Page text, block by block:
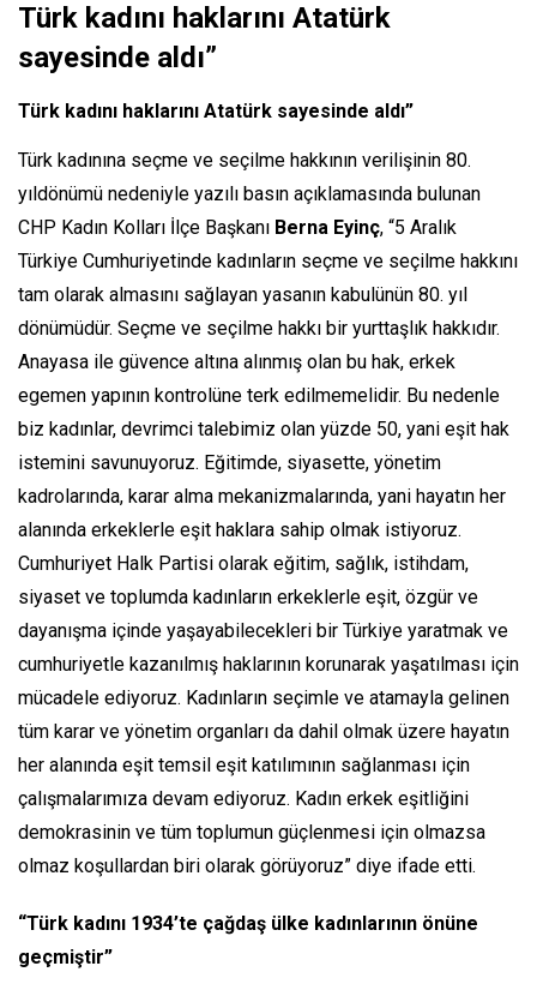
Türk kadını haklarını Atatürk
sayesinde aldı”
Türk kadını haklarını Atatürk sayesinde aldı”
Türk kadınına seçme ve seçilme hakkının verilişinin 80.
yıldönümü nedeniyle yazılı basın açıklamasında bulunan
CHP Kadın Kolları İlçe Başkanı Berna Eyinç, “5 Aralık
Türkiye Cumhuriyetinde kadınların seçme ve seçilme hakkını
tam olarak almasını sağlayan yasanın kabulünün 80. yıl
dönümüdür. Seçme ve seçilme hakkı bir yurttaşlık hakkıdır.
Anayasa ile güvence altına alınmış olan bu hak, erkek
egemen yapının kontrolüne terk edilmemelidir. Bu nedenle
biz kadınlar, devrimci talebimiz olan yüzde 50, yani eşit hak
istemini savunuyoruz. Eğitimde, siyasette, yönetim
kadrolarında, karar alma mekanizmalarında, yani hayatın her
alanında erkeklerle eşit haklara sahip olmak istiyoruz.
Cumhuriyet Halk Partisi olarak eğitim, sağlık, istihdam,
siyaset ve toplumda kadınların erkeklerle eşit, özgür ve
dayanışma içinde yaşayabilecekleri bir Türkiye yaratmak ve
cumhuriyetle kazanılmış haklarının korunarak yaşatılması için
mücadele ediyoruz. Kadınların seçimle ve atamayla gelinen
tüm karar ve yönetim organları da dahil olmak üzere hayatın
her alanında eşit temsil eşit katılımının sağlanması için
çalışmalarımıza devam ediyoruz. Kadın erkek eşitliğini
demokrasinin ve tüm toplumun güçlenmesi için olmazsa
olmaz koşullardan biri olarak görüyoruz” diye ifade etti.
“Türk kadını 1934’te çağdaş ülke kadınlarının önüne
geçmiştir”